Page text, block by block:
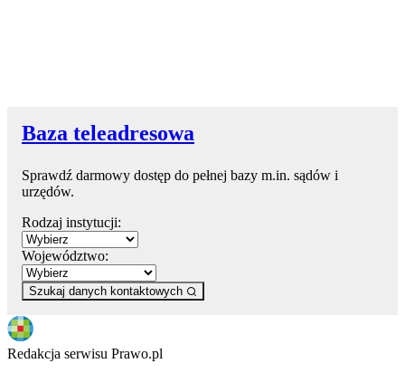
Baza teleadresowa
Sprawdź darmowy dostęp do pełnej bazy m.in. sądów i
urzędów.
Rodzaj instytucji:
Województwo:
Szukaj danych kontaktowych
Redakcja serwisu Prawo.pl